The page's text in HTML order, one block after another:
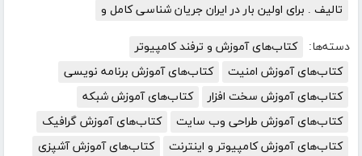
تالیف . برای اولین بار در ایران جریان شناسی کامل و
دسته‌ها:
کتاب‌های آموزش و ترفند کامپیوتر
کتاب‌های آموزش امنیت
کتاب‌های آموزش برنامه نویسی
کتاب‌های آموزش سخت افزار
کتاب‌های آموزش شبکه
کتاب‌های آموزش طراحی وب سایت
کتاب‌های آموزش گرافیک
کتاب‌های آموزش کامپیوتر و اینترنت
کتاب‌های آموزش آشپزی